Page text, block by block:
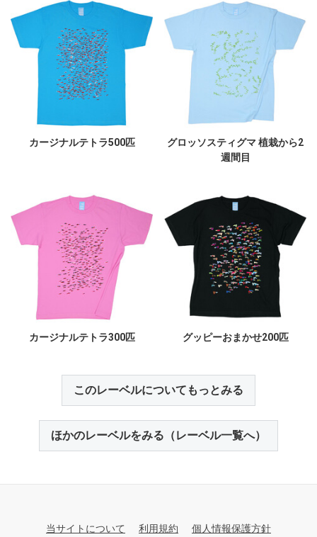
カージナルテトラ500匹
グロッソスティグマ 植栽から2
週間目
カージナルテトラ300匹 グッピーおまかせ200匹
このレーベルについてもっとみる
ほかのレーベルをみる（レーベル一覧へ）
当サイトについて 利用規約 個人情報保護方針